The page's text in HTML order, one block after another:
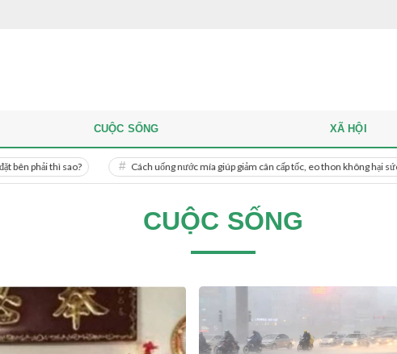
sao? Cách uống nước mía giúp giảm cân cấp tốc, eo thon không hại sức khỏe
CUỘC SỐNG XÃ HỘI
CUỘC SỐNG